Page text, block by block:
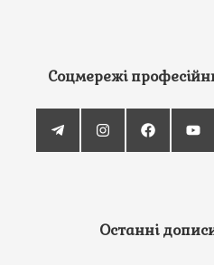
Соцмережі
Останні